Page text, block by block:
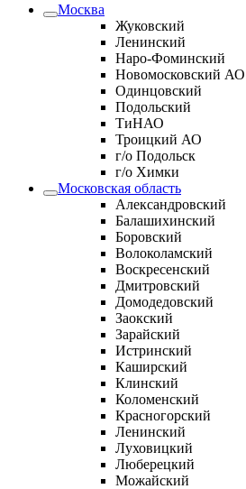
Москва
Жуковский
Ленинский
Наро-Фоминский
Новомосковский АО
Одинцовский
Подольский
ТиНАО
Троицкий АО
г/о Подольск
г/о Химки
Московская область
Александровский
Балашихинский
Боровский
Волоколамский
Воскресенский
Дмитровский
Домодедовский
Заокский
Зарайский
Истринский
Каширский
Клинский
Коломенский
Красногорский
Ленинский
Луховицкий
Люберецкий
Можайский